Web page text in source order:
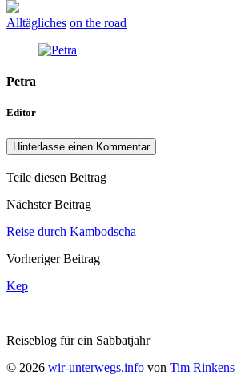
Alltägliches on the road
Petra
Editor
Hinterlasse einen Kommentar
Teile diesen Beitrag
Nächster Beitrag
Reise durch Kambodscha
Vorheriger Beitrag
Kep
Reiseblog für ein Sabbatjahr
© 2026 wir-unterwegs.info von Tim Rinkens